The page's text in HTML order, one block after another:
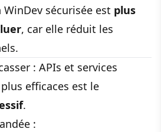
sécurisée est plus
, car elle réduit les
: APIs et services
plus efficaces est le
.
: